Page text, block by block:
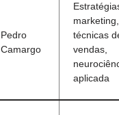
Pedro
Camargo
marketing,
técnicas
vendas,
aplicada